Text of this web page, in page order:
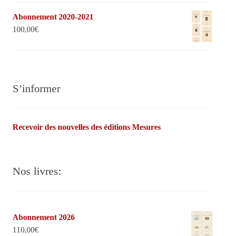
Abonnement 2020-2021
100,00€
S’informer
Recevoir des nouvelles des éditions Mesures
Nos livres:
Abonnement 2026
110,00€